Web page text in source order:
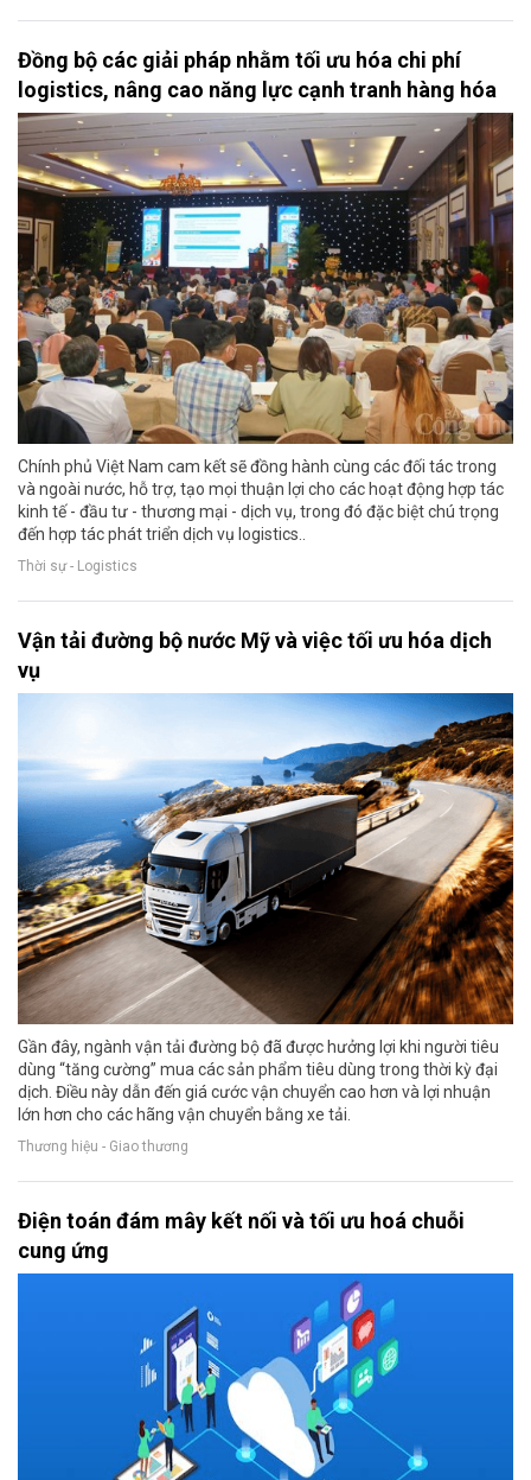
Đồng bộ các giải pháp nhằm tối ưu hóa chi phí
logistics, nâng cao năng lực cạnh tranh hàng hóa
Chính phủ Việt Nam cam kết sẽ đồng hành cùng các đối tác trong
và ngoài nước, hỗ trợ, tạo mọi thuận lợi cho các hoạt động hợp tác
kinh tế - đầu tư - thương mại - dịch vụ, trong đó đặc biệt chú trọng
đến hợp tác phát triển dịch vụ logistics..
Thời sự - Logistics
Vận tải đường bộ nước Mỹ và việc tối ưu hóa dịch
vụ
Gần đây, ngành vận tải đường bộ đã được hưởng lợi khi người tiêu
dùng “tăng cường” mua các sản phẩm tiêu dùng trong thời kỳ đại
dịch. Điều này dẫn đến giá cước vận chuyển cao hơn và lợi nhuận
lớn hơn cho các hãng vận chuyển bằng xe tải.
Thương hiệu - Giao thương
Điện toán đám mây kết nối và tối ưu hoá chuỗi
cung ứng